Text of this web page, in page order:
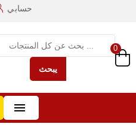
حسابي
يبحث
0
